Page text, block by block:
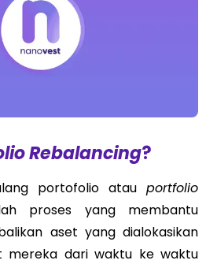
Rebalancing?
portofolio atau portfolio
proses yang membantu
aset yang dialokasikan
mereka dari waktu ke waktu